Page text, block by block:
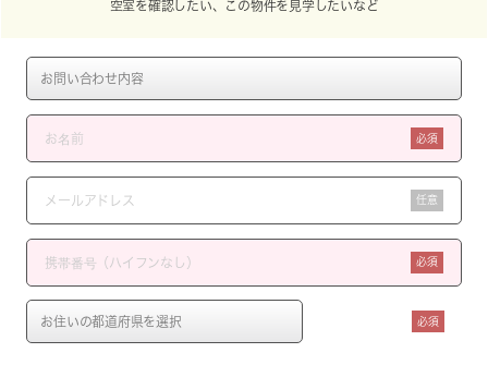
空室を確認したい、この物件を見学したいなど
必須
任意
必須
必須